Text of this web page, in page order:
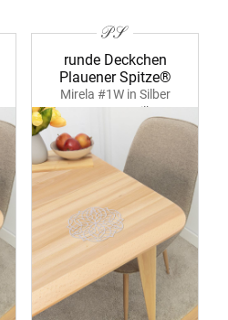
runde Deckchen
Plauener Spitze®
Mirela #1W in Silber
39380 ecru-silber